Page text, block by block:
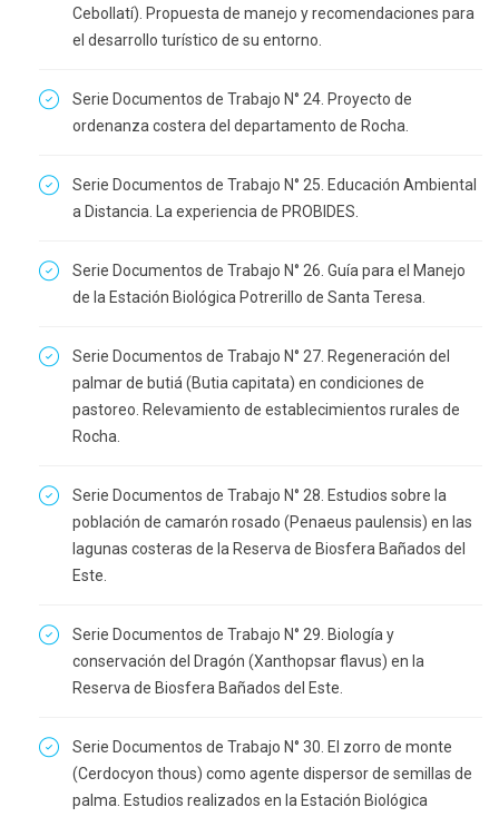
Cebollatí). Propuesta de manejo y recomendaciones para
el desarrollo turístico de su entorno.
Serie Documentos de Trabajo N° 24. Proyecto de
ordenanza costera del departamento de Rocha.
Serie Documentos de Trabajo N° 25. Educación Ambiental
a Distancia. La experiencia de PROBIDES.
Serie Documentos de Trabajo N° 26. Guía para el Manejo
de la Estación Biológica Potrerillo de Santa Teresa.
Serie Documentos de Trabajo N° 27. Regeneración del
palmar de butiá (Butia capitata) en condiciones de
pastoreo. Relevamiento de establecimientos rurales de
Rocha.
Serie Documentos de Trabajo N° 28. Estudios sobre la
población de camarón rosado (Penaeus paulensis) en las
lagunas costeras de la Reserva de Biosfera Bañados del
Este.
Serie Documentos de Trabajo N° 29. Biología y
conservación del Dragón (Xanthopsar flavus) en la
Reserva de Biosfera Bañados del Este.
Serie Documentos de Trabajo N° 30. El zorro de monte
(Cerdocyon thous) como agente dispersor de semillas de
palma. Estudios realizados en la Estación Biológica